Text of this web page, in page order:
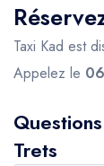
Taxi Kad est
Appelez le
Trets